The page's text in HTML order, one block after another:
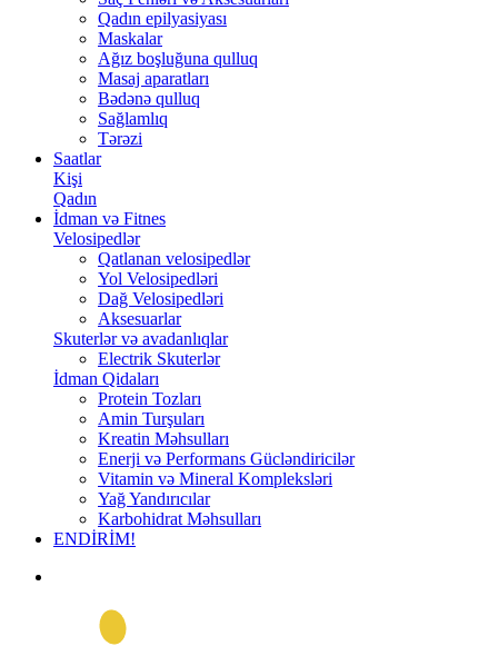
Qadın epilyasiyası
Maskalar
Ağız boşluğuna qulluq
Masaj aparatları
Bədənə qulluq
Sağlamlıq
Tərəzi
Saatlar
Kişi
Qadın
İdman və Fitnes
Velosipedlər
Qatlanan velosipedlər
Yol Velosipedləri
Dağ Velosipedləri
Aksesuarlar
Skuterlər və avadanlıqlar
Electrik Skuterlər
İdman Qidaları
Protein Tozları
Amin Turşuları
Kreatin Məhsulları
Enerji və Performans Gücləndiricilər
Vitamin və Mineral Kompleksləri
Yağ Yandırıcılar
Karbohidrat Məhsulları
ENDİRİM!